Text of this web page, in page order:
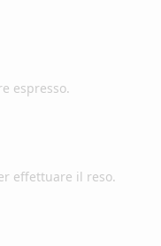
espresso.
effettuare il reso.